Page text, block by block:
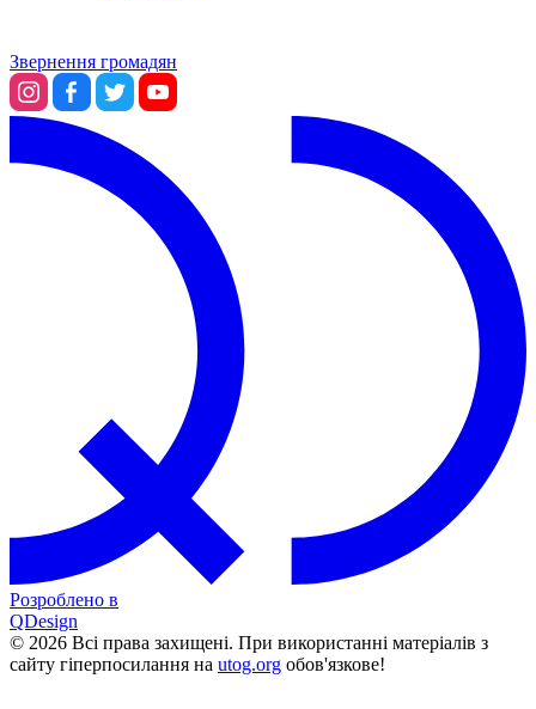
Звернення громадян
Розроблено в
QDesign
© 2026 Всі права захищені. При використанні матеріалів з
сайту гіперпосилання на utog.org обов'язкове!